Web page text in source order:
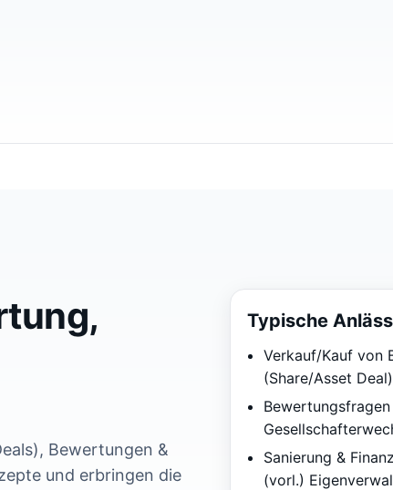
Bewertungen &
und erbringen die
Typische
Verkauf/Kauf von
(Share/Asset
Sanierung &
(vorl.)